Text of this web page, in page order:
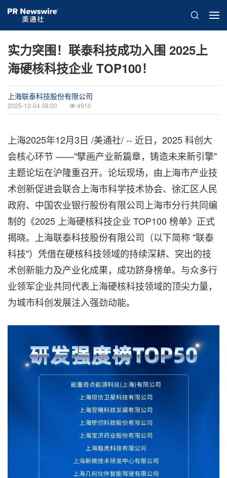
实力突围！联泰科技成功入围 2025上
海硬核科技企业 TOP100！
上海联泰科技股份有限公司
2025-12-04 08:00 4910
上海2025年12月3日 /美通社/ -- 近日，2025 科创大
会核心环节 ——"擘画产业新篇章，铸造未来新引擎"
主题论坛在沪隆重召开。论坛现场，由上海市产业技
术创新促进会联合上海市科学技术协会、徐汇区人民
政府、中国农业银行股份有限公司上海市分行共同编
制的《2025 上海硬核科技企业 TOP100 榜单》正式
揭晓。上海联泰科技股份有限公司（以下简称 "联泰
科技"）凭借在硬核科技领域的持续深耕、突出的技
术创新能力及产业化成果，成功跻身榜单。与众多行
业领军企业共同代表上海硬核科技领域的顶尖力量，
为城市科创发展注入强劲动能。